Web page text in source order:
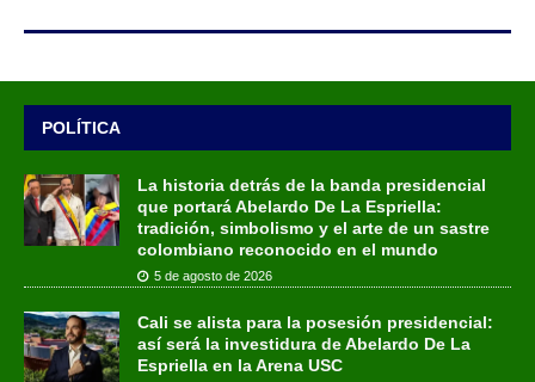
POLÍTICA
La historia detrás de la banda presidencial
que portará Abelardo De La Espriella:
tradición, simbolismo y el arte de un sastre
colombiano reconocido en el mundo
5 de agosto de 2026
Cali se alista para la posesión presidencial:
así será la investidura de Abelardo De La
Espriella en la Arena USC